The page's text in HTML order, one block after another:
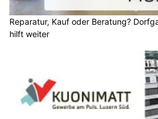
Reparatur, Kauf oder Beratung?
hilft weiter